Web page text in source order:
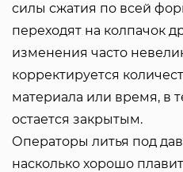
силы сжатия по всей
переходят на колпачок
изменения часто
корректируется
материала или время, в
остается закрытым.
Операторы литья под
насколько хорошо